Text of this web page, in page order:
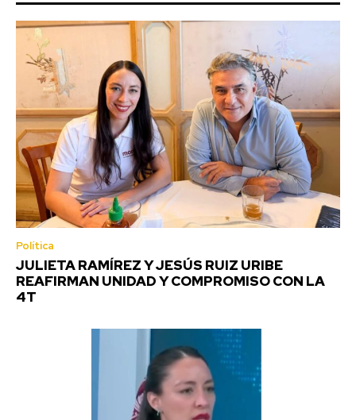
Política
JULIETA RAMÍREZ Y JESÚS RUIZ URIBE
REAFIRMAN UNIDAD Y COMPROMISO CON LA
4T